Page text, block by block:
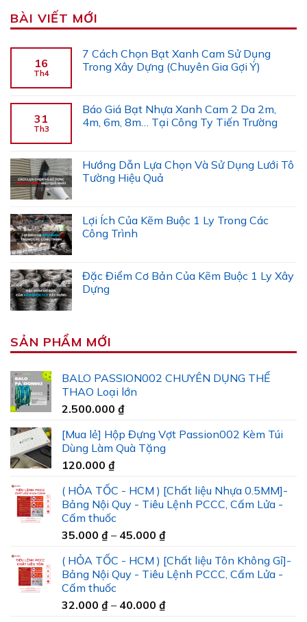
BÀI VIẾT MỚI
16
Th4
7 Cách Chọn Bạt Xanh Cam Sử Dụng
Trong Xây Dựng (Chuyên Gia Gợi Ý)
31
Th3
Báo Giá Bạt Nhựa Xanh Cam 2 Da 2m,
4m, 6m, 8m… Tại Công Ty Tiến Trường
Hướng Dẫn Lựa Chọn Và Sử Dụng Lưới Tô
Tường Hiệu Quả
Lợi Ích Của Kẽm Buộc 1 Ly Trong Các
Công Trình
Đặc Điểm Cơ Bản Của Kẽm Buộc 1 Ly Xây
Dựng
SẢN PHẨM MỚI
BALO PASSION002 CHUYÊN DỤNG THỂ
THAO Loại lớn
2.500.000 ₫
[Mua lẻ] Hộp Đựng Vợt Passion002 Kèm Túi
Dùng Làm Quà Tặng
120.000 ₫
( HỎA TỐC - HCM ) [Chất liệu Nhựa 0.5MM]-
Bảng Nội Quy - Tiêu Lệnh PCCC, Cấm Lửa -
Cấm thuốc
35.000 ₫ – 45.000 ₫Khoảng
từ
35.000 ₫
45.000 ₫
( HỎA TỐC - HCM ) [Chất liệu Tôn Không Gỉ]-
Bảng Nội Quy - Tiêu Lệnh PCCC, Cấm Lửa -
Cấm thuốc
32.000 ₫ – 40.000 ₫Khoảng